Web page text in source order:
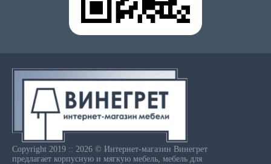
Copyright 2019 :: 2026 © Интернет-магазин Винегрет
предлагает корпусную и мягкую мебель, мебель для